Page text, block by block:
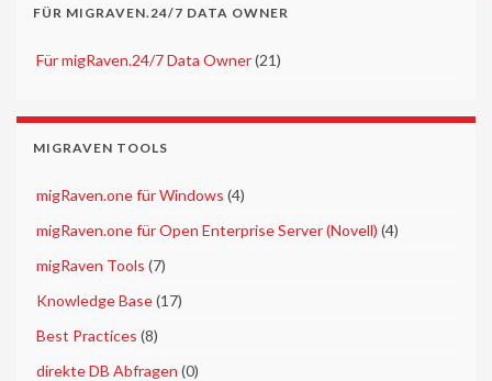
FÜR MIGRAVEN.24/7 DATA OWNER
Für migRaven.24/7 Data Owner(21)
MIGRAVEN TOOLS
migRaven.one für Windows (4)
migRaven.one für Open Enterprise Server (Novell) (4)
migRaven Tools (7)
Knowledge Base(17)
Best Practices (8)
direkte DB Abfragen (0)